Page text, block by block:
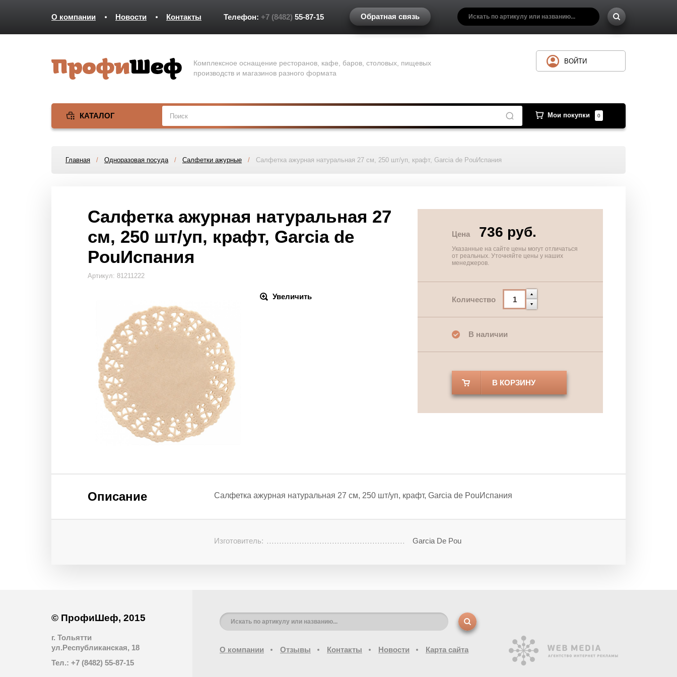
О компании Новости Контакты Телефон: +7 (8482) 55-87-15 Обратная связь
Комплексное оснащение ресторанов, кафе, баров, столовых, пищевых
производств и магазинов разного формата
КАТАЛОГ Мои покупки 0
ВОЙТИ
Главная / Одноразовая посуда/ Салфетки ажурные / Салфетка ажурная натуральная 27 см, 250 шт/уп, крафт, Garcia de PouИспания
Салфетка ажурная натуральная 27
см, 250 шт/уп, крафт, Garcia de
PouИспания
Артикул: 81211222
Увеличить
Цена 736 руб.
Указанные на сайте цены могут отличаться
от реальных. Уточняйте цены у наших
менеджеров.
Количество
В наличии
В КОРЗИНУ
Описание Салфетка ажурная натуральная 27 см, 250 шт/уп, крафт, Garcia de PouИспания
Изготовитель: Garcia De Pou
© ПрофиШеф, 2015
г. Тольятти
ул.Республиканская, 18
Тел.: +7 (8482) 55-87-15
О компании Отзывы Контакты Новости Карта сайта